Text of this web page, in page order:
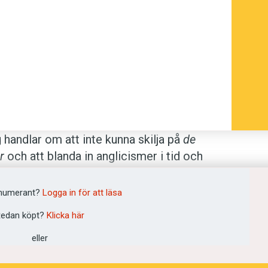
om att inte kunna skilja på de
och att blanda in anglicismer i tid och
påverkan i samhället.
för missförstånd i kommunikationen
och förkortningar.
Logga in för att läsa
köpt? Klicka här
eller